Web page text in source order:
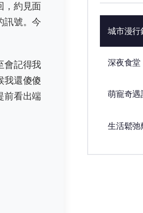
，約見面
訊號。今
會記得我
我還傻傻
前看出端
城市漫行
深夜食堂
萌寵奇遇
生活鬆弛